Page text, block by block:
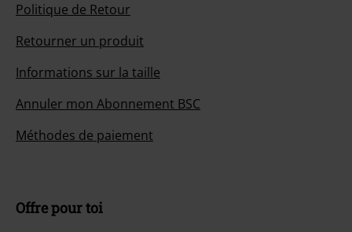
Politique de Retour
Retourner un produit
Informations sur la taille
Annuler mon Abonnement BSC
Méthodes de paiement
Offre pour toi